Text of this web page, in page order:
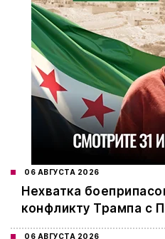
06 АВГУСТА 2026
Нехватка
конфликту Трампа с
06 АВГУСТА 2026